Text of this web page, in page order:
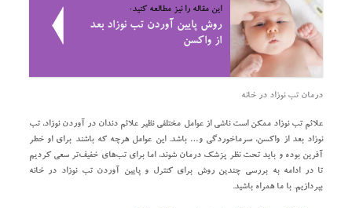
این مقاله را نیز مطالعه کنید:
روش پایین آوردن تب نوزاد بعد
از واکسن
درمان تب نوزاد در خانه
علائم تب نوزاد ممکن است ناشی از عوامل مختلفی نظیر علائم دندان در آوردن نوزاد، تب
نوزاد بعد از واکسن، سرماخوردگی و… باشد. این عوامل هرچه که باشند برای او خطر
آفرین بوده و باید تحت نظر پزشک درمان شوند، اما برای تب‌های خفیف‌تر سعی کردیم
تا در ادامه به بررسی چندین روش برای کنترل و پایین آوردن تب نوزاد در خانه
بپردازیم. با ما همراه باشید.